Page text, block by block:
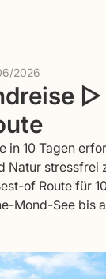
2026
▷
in 10 Tagen
Natur stressfrei
of Route für
Mond-See bis